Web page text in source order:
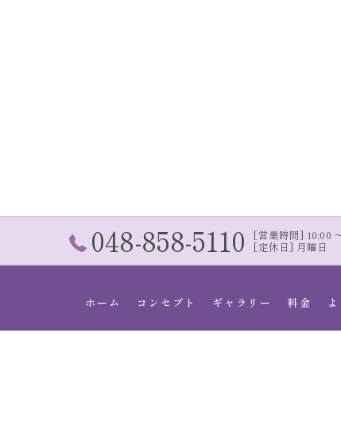
048-858-5110 [営業時間] 10:00
[定休日] 月曜日
ホーム コンセプト ギャラリー 料金